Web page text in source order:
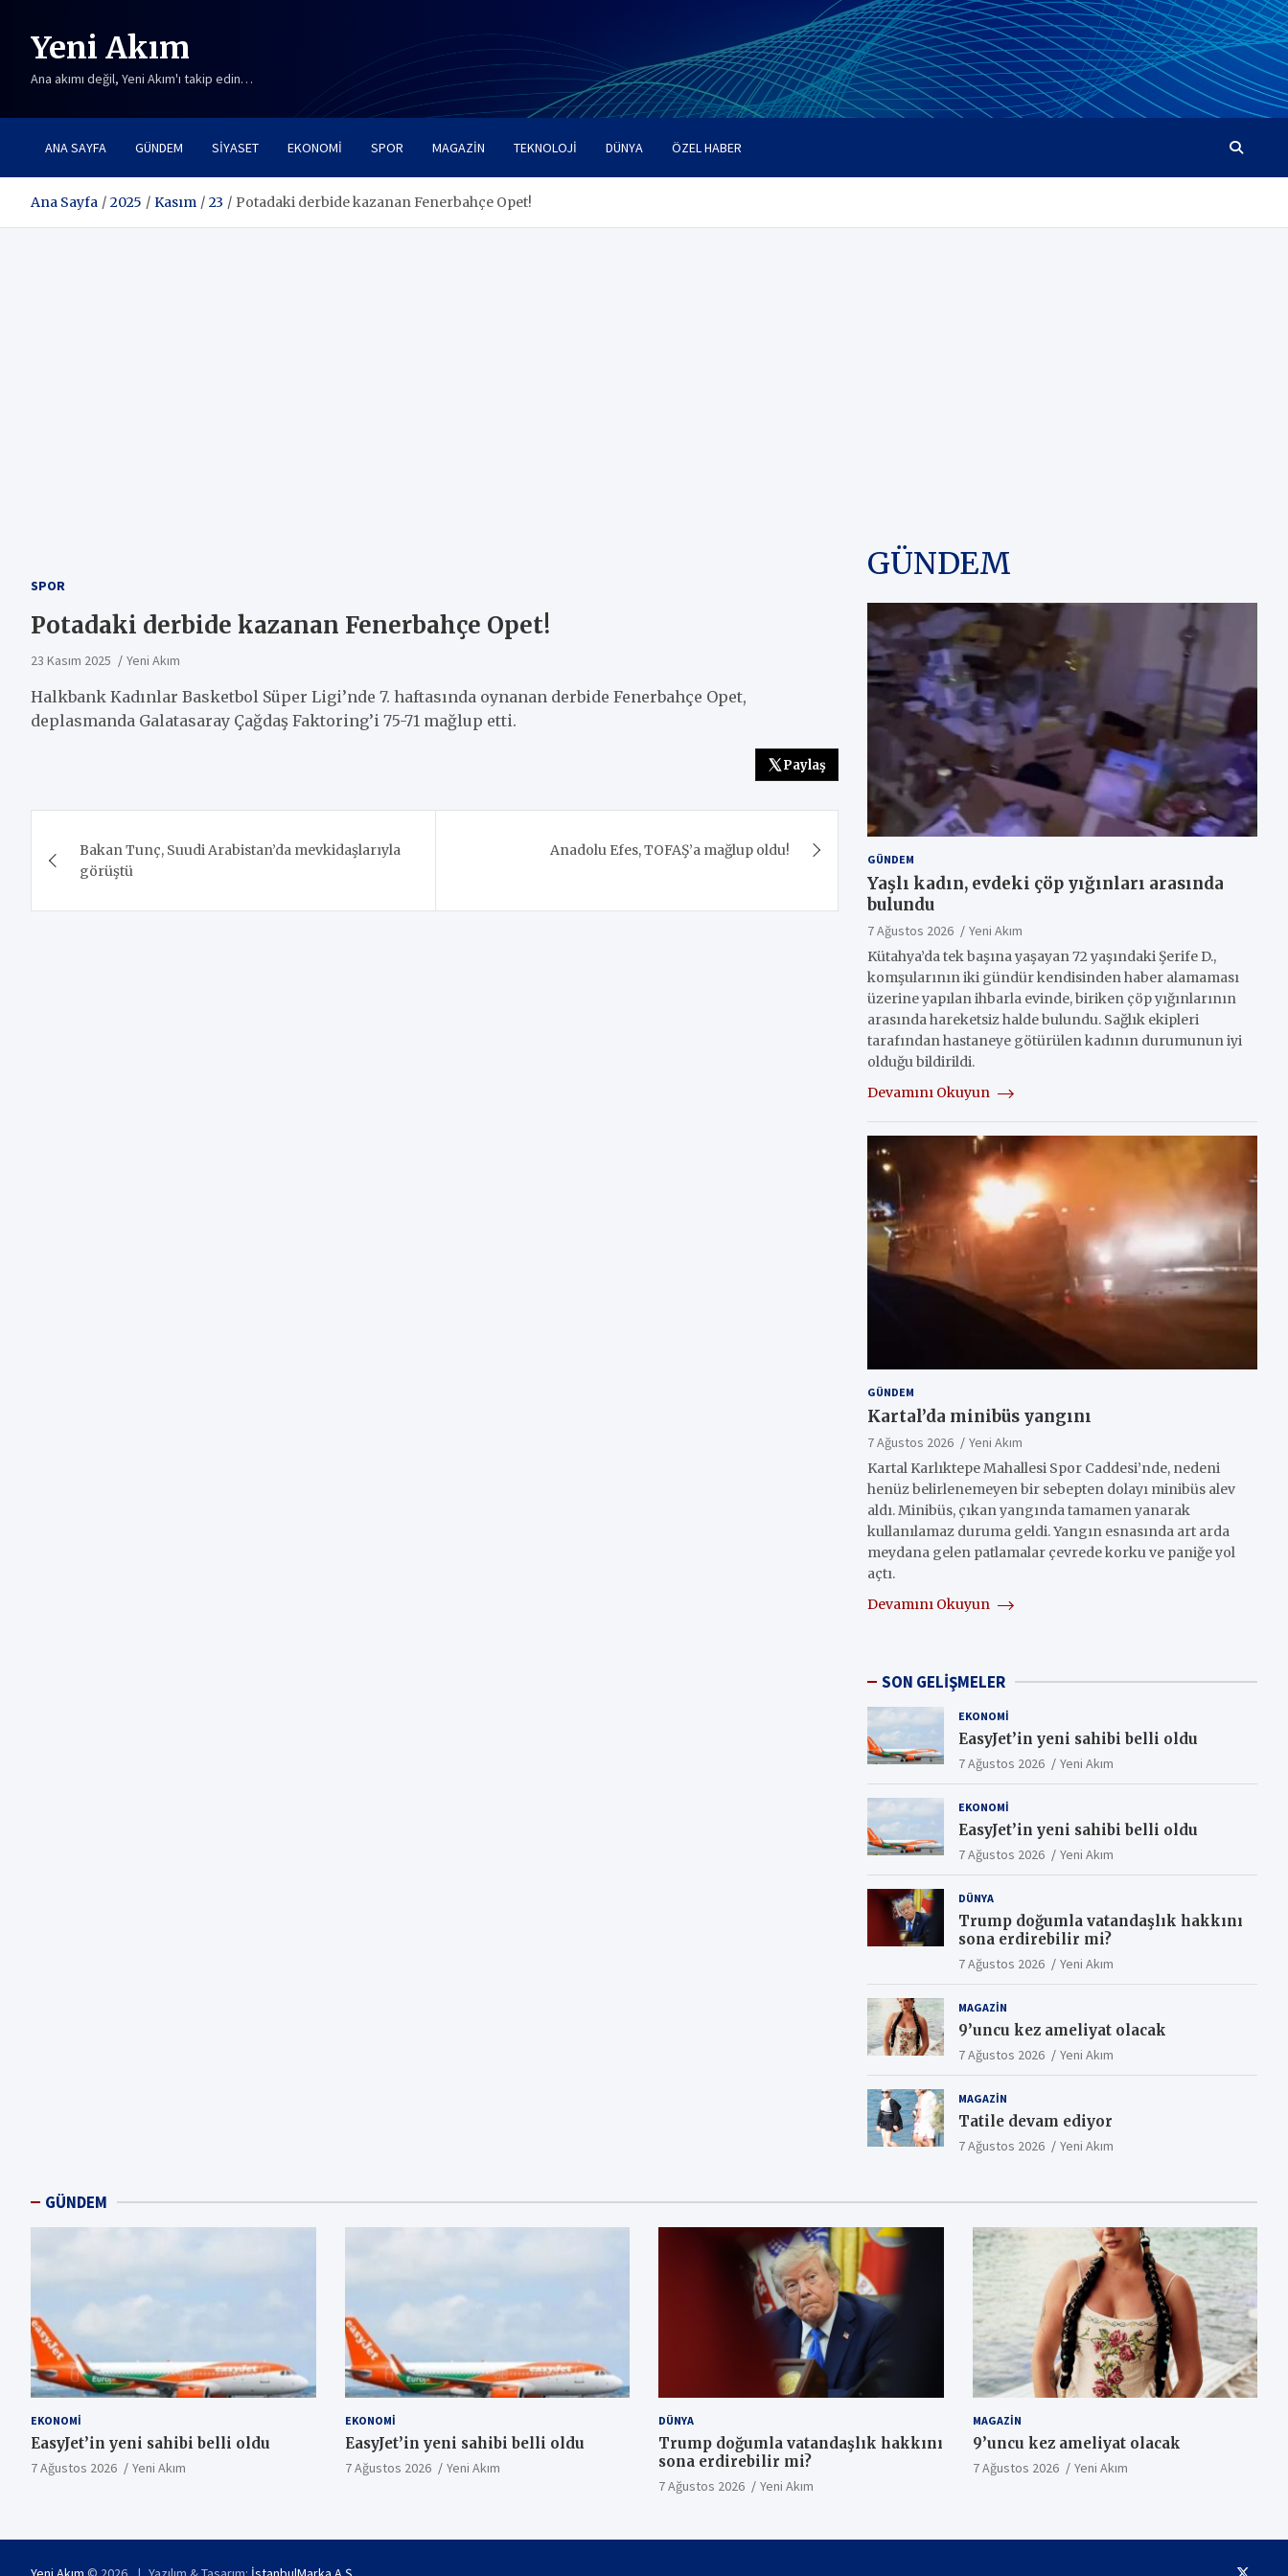
contentYeni Akım
Ana akımı değil, Yeni Akım'ı takip edin…
ANA SAYFA GÜNDEM SIYASET EKONOMI SPOR MAGAZIN TEKNOLOJI DÜNYA ÖZEL HABER
Ana Sayfa 2025 Kasım 23 Potadaki derbide kazanan Fenerbahçe Opet!
SPOR
Potadaki derbide kazanan Fenerbahçe Opet!
23 Kasım 2025 Yeni Akım
Halkbank Kadınlar Basketbol Süper Ligi’nde 7. haftasında oynanan derbide Fenerbahçe Opet,
deplasmanda Galatasaray Çağdaş Faktoring’i 75-71 mağlup etti.
Paylaş
gezinmesi
Bakan Tunç, Suudi Arabistan’da mevkidaşlarıyla
görüştü
Anadolu Efes, TOFAŞ’a mağlup oldu!
GÜNDEM
GÜNDEM
Yaşlı kadın, evdeki çöp yığınları arasında
bulundu
7 Ağustos 2026
Yeni Akım
Kütahya’da tek başına yaşayan 72 yaşındaki Şerife D.,
komşularının iki gündür kendisinden haber alamaması
üzerine yapılan ihbarla evinde, biriken çöp yığınlarının
arasında hareketsiz halde bulundu. Sağlık ekipleri
tarafından hastaneye götürülen kadının durumunun iyi
olduğu bildirildi.
Devamını Okuyun
GÜNDEM
Kartal’da minibüs yangını
7 Ağustos 2026
Yeni Akım
Kartal Karlıktepe Mahallesi Spor Caddesi’nde, nedeni
henüz belirlenemeyen bir sebepten dolayı minibüs alev
aldı. Minibüs, çıkan yangında tamamen yanarak
kullanılamaz duruma geldi. Yangın esnasında art arda
meydana gelen patlamalar çevrede korku ve paniğe yol
açtı.
Devamını Okuyun
SON GELİŞMELER
EKONOMI
EasyJet’in yeni sahibi belli oldu
7 Ağustos 2026 Yeni Akım
EKONOMI
EasyJet’in yeni sahibi belli oldu
7 Ağustos 2026 Yeni Akım
DÜNYA
Trump doğumla vatandaşlık hakkını
sona erdirebilir mi?
7 Ağustos 2026 Yeni Akım
MAGAZIN
9’uncu kez ameliyat olacak
7 Ağustos 2026 Yeni Akım
MAGAZIN
Tatile devam ediyor
7 Ağustos 2026 Yeni Akım
GÜNDEM
EKONOMI
EasyJet’in yeni sahibi belli oldu
7 Ağustos 2026 Yeni Akım
EKONOMI
EasyJet’in yeni sahibi belli oldu
7 Ağustos 2026 Yeni Akım
DÜNYA
Trump doğumla vatandaşlık hakkını
sona erdirebilir mi?
7 Ağustos 2026 Yeni Akım
MAGAZIN
9’uncu kez ameliyat olacak
7 Ağustos 2026 Yeni Akım